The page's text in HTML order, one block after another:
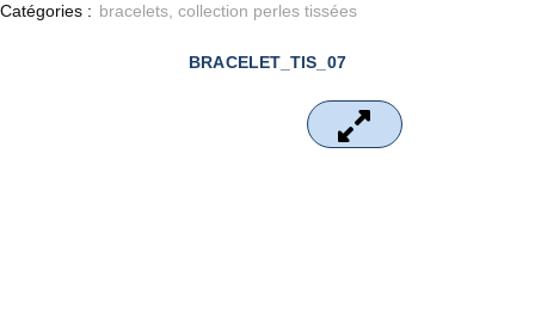
Catégories : bracelets collection perles tissées
BRACELET_TIS_07